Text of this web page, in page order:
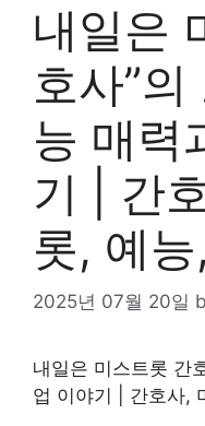
내일은
호사”
능 매력
기 | 간
롯, 예
2025년 07월 20일
내일은 미스트롯 간
업 이야기 | 간호사,